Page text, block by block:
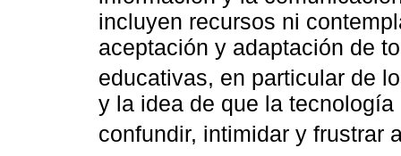
incluyen recursos ni
aceptación y adaptación de
educativas, en particular de
y la idea de que la
confundir, intimidar y frustrar